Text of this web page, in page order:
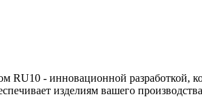
RU10 - инновационной
изделиям вашего